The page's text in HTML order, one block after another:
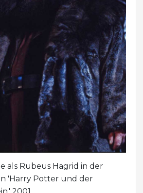
als Rubeus Hagrid in der
'Harry Potter und der